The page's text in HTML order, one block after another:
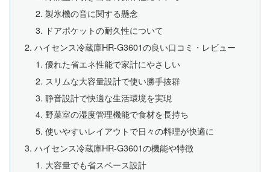
製氷機の音に関する懸念
ドアポケットの耐久性について
ハイセンス冷蔵庫HR-G3601の良い口コミ・レビュー
優れた省エネ性能で家計にやさしい
スリムな大容量設計で使い勝手抜群
静音設計で快適な生活環境を実現
野菜室の湿度管理機能で食材を長持ち
使いやすいレイアウトで日々の料理が快適に
ハイセンス冷蔵庫HR-G3601の機能や特徴
大容量でも省スペース設計